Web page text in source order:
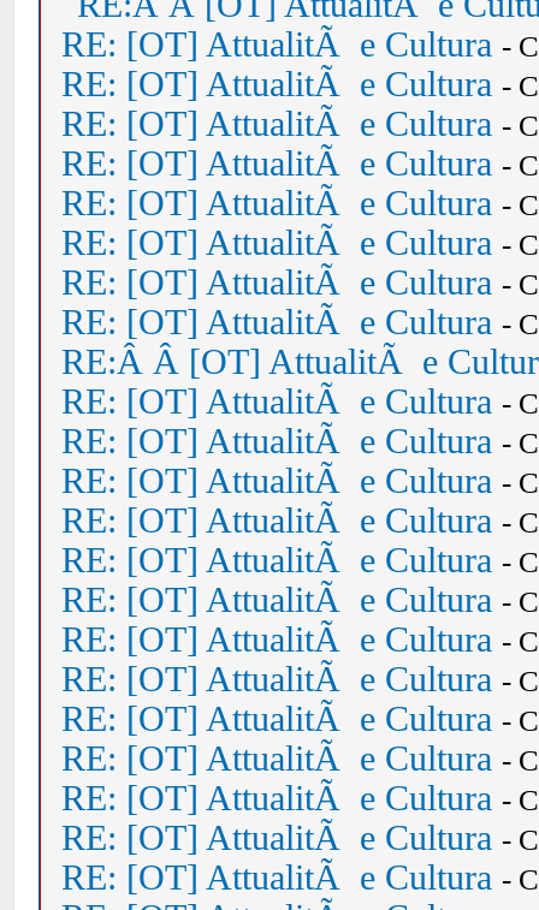
RE: [OT] AttualitÃ e Cultura -
RE: [OT] AttualitÃ e Cultura -
RE: [OT] AttualitÃ e Cultura -
RE: [OT] AttualitÃ e Cultura -
RE: [OT] AttualitÃ e Cultura -
RE: [OT] AttualitÃ e Cultura -
RE: [OT] AttualitÃ e Cultura -
RE: [OT] AttualitÃ e Cultura -
RE:Â Â [OT] AttualitÃ e
RE: [OT] AttualitÃ e Cultura -
RE: [OT] AttualitÃ e Cultura -
RE: [OT] AttualitÃ e Cultura -
RE: [OT] AttualitÃ e Cultura -
RE: [OT] AttualitÃ e Cultura -
RE: [OT] AttualitÃ e Cultura -
RE: [OT] AttualitÃ e Cultura -
RE: [OT] AttualitÃ e Cultura -
RE: [OT] AttualitÃ e Cultura -
RE: [OT] AttualitÃ e Cultura -
RE: [OT] AttualitÃ e Cultura -
RE: [OT] AttualitÃ e Cultura -
RE: [OT] AttualitÃ e Cultura -